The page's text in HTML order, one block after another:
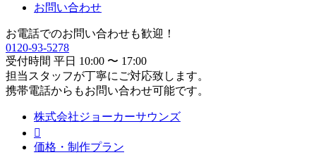
お問い合わせ
お電話でのお問い合わせも歓迎！
0120-93-5278
受付時間 平日 10:00 〜 17:00
担当スタッフが丁寧にご対応致します。
携帯電話からもお問い合わせ可能です。
株式会社ジョーカーサウンズ

価格・制作プラン